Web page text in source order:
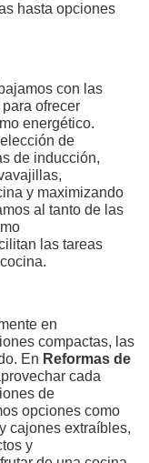
hasta opciones
con las
ofrecer
energético.
de
de inducción,
y maximizando
al tanto de las
las tareas
en
compactas, las
En Reformas de
cada
de
opciones como
cajones extraíbles,
y